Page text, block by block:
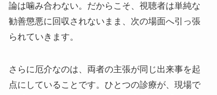
論は噛み合わない。だからこそ、視聴者は単純な
勧善懲悪に回収されないまま、次の場面へ引っ張
られていきます。
さらに厄介なのは、両者の主張が同じ出来事を起
点にしていることです。ひとつの診療が、現場で